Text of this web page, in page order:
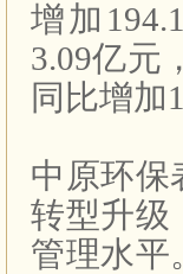
增加
3.09亿元
同比增加
中原环保
转型升级
管理水平